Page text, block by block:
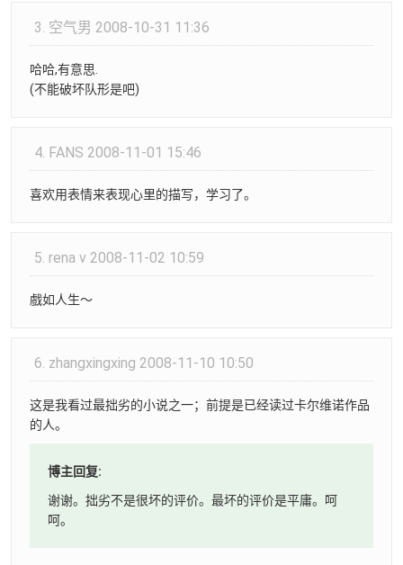
3. 空气男 2008-10-31 11:36
哈哈,有意思.
(不能破坏队形是吧)
4. FANS 2008-11-01 15:46
喜欢用表情来表现心里的描写，学习了。
5. rena v 2008-11-02 10:59
戲如人生～
6. zhangxingxing 2008-11-10 10:50
这是我看过最拙劣的小说之一；前提是已经读过卡尔维诺作品
的人。
博主回复:
谢谢。拙劣不是很坏的评价。最坏的评价是平庸。呵
呵。